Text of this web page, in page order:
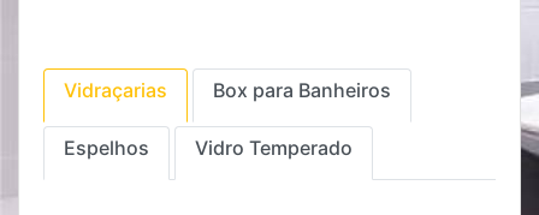
Vidraçarias Box para Banheiros
Espelhos Vidro Temperado